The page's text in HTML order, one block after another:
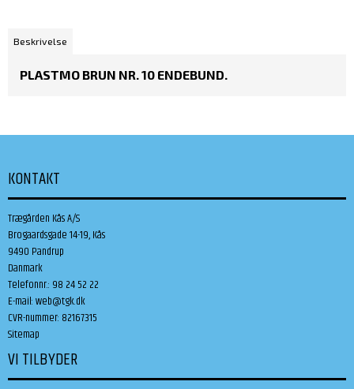
Beskrivelse
PLASTMO BRUN NR. 10 ENDEBUND.
KONTAKT
Trægården Kås A/S
Brogaardsgade 14-19, Kås
9490 Pandrup
Danmark
Telefonnr.: 98 24 52 22
E-mail:web@tgk.dk
CVR-nummer: 82167315
Sitemap
VI TILBYDER